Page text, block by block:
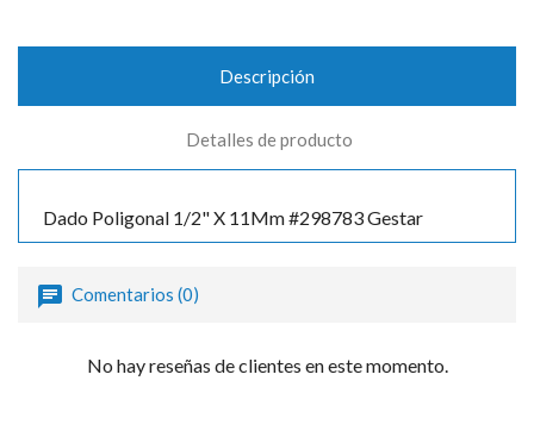
Descripción
Detalles de producto
Dado Poligonal 1/2" X 11Mm #298783 Gestar
Comentarios (0)
No hay reseñas de clientes en este momento.